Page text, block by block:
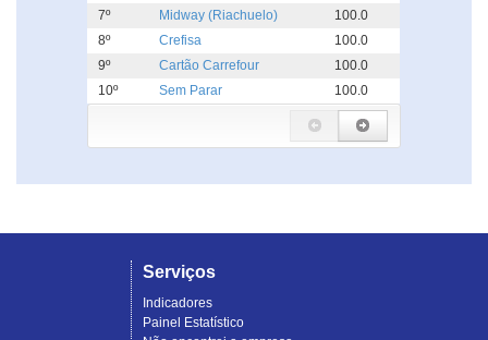
7º Midway (Riachuelo)
100.0
8º
Crefisa
100.0
9º
Cartão Carrefour
100.0
10º
Sem Parar 100.0
Serviços
Indicadores
Painel Estatístico